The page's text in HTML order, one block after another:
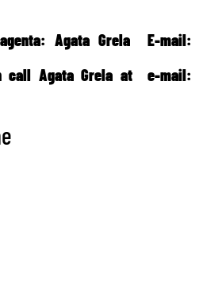
Agata Grela E-mail:
call Agata Grela at e-mail: